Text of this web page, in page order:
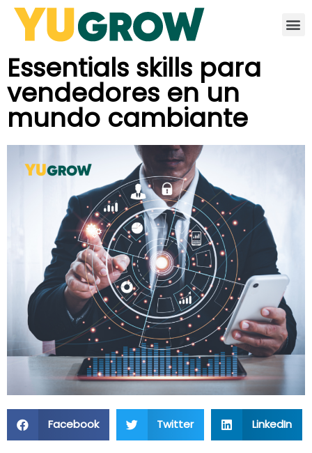
Essentials skills para
vendedores en un
mundo cambiante
Facebook Twitter LinkedIn